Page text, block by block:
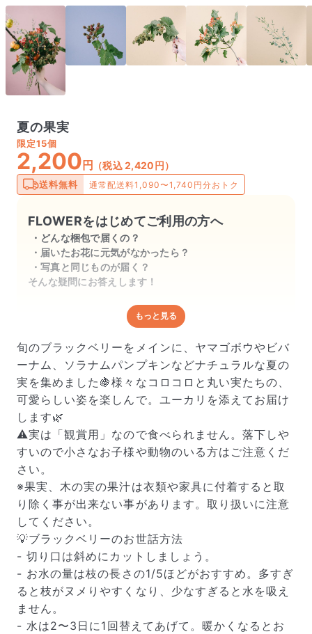
夏の果実
限定15個
2,200 円 （税込 2,420円）
送料無料 通常配送料1,090〜1,740円分おトク
FLOWERをはじめてご利用の方へ
どんな梱包で届くの？
届いたお花に元気がなかったら？
写真と同じものが届く？
そんな疑問にお答えします！
どんな梱包で届くの？
出荷前に水揚げ（花が水を吸いやすくなる処理）を施
し、専用ボックスに丁寧に梱包してお届けしています。
きゅっとまとめられて一見窮屈そうに見えますが、輸送
中の衝撃による折れや擦れを軽減する効果があります。
もっと見る
旬のブラックベリーをメインに、ヤマゴボウやビバ
ーナム、ソラナムパンプキンなどナチュラルな夏の
実を集めました🍇様々なコロコロと丸い実たちの、
可愛らしい姿を楽しんで。ユーカリを添えてお届け
します🌿
⚠️実は「観賞用」なので食べられません。落下しや
すいので小さなお子様や動物のいる方はご注意くだ
さい。
※果実、木の実の果汁は衣類や家具に付着すると取
り除く事が出来ない事があります。取り扱いに注意
してください。
💡ブラックベリーのお世話方法
- 切り口は斜めにカットしましょう。
- お水の量は枝の長さの1/5ほどがおすすめ。多すぎ
ると枝がヌメりやすくなり、少なすぎると水を吸え
ません。
- 水は2〜3日に1回替えてあげて。暖かくなるとお